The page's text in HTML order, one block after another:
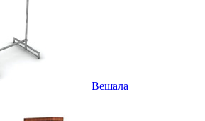
Вешала